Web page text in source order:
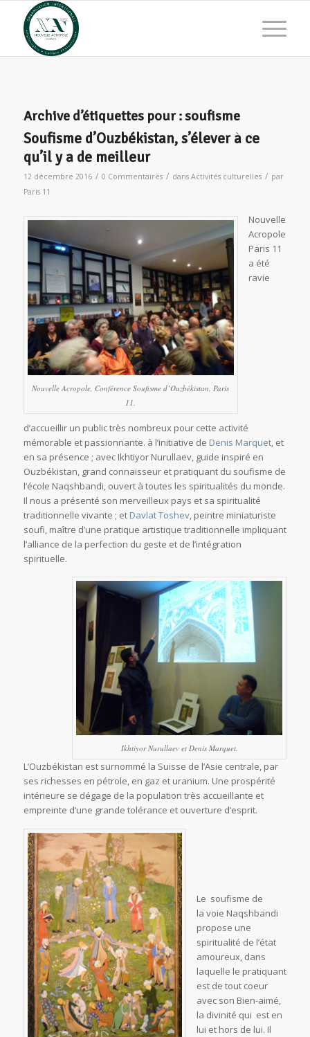
Archive d’étiquettes pour :soufisme
Soufisme d’Ouzbékistan, s’élever à ce
qu’il y a de meilleur
12 décembre 2016 / 0 Commentaires / dans Activités culturelles / par
Paris 11
Nouvelle Acropole, Conférence Soufisme d’Ouzbékistan, Paris
11.
Nouvelle
Acropole
Paris 11
a été
ravie
d’accueillir un public très nombreux pour cette activité
mémorable et passionnante. à l’initiative de Denis Marquet, et
en sa présence ; avec Ikhtiyor Nurullaev, guide inspiré en
Ouzbékistan, grand connaisseur et pratiquant du soufisme de
l’école Naqshbandi, ouvert à toutes les spiritualités du monde.
Il nous a présenté son merveilleux pays et sa spiritualité
traditionnelle vivante ; et Davlat Toshev, peintre miniaturiste
soufi, maître d’une pratique artistique traditionnelle impliquant
l’alliance de la perfection du geste et de l’intégration
spirituelle.
Ikhtiyor Nurullaev et Denis Marquet.
L’Ouzbékistan est surnommé la Suisse de l’Asie centrale, par
ses richesses en pétrole, en gaz et uranium. Une prospérité
intérieure se dégage de la population très accueillante et
empreinte d’une grande tolérance et ouverture d’esprit.
Le soufisme de
la voie Naqshbandi
propose une
spiritualité de l’état
amoureux, dans
laquelle le pratiquant
est de tout coeur
avec son Bien-aimé,
la divinité qui est en
lui et hors de lui. Il